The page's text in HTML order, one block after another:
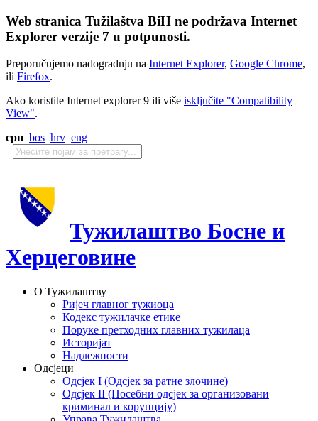
Web stranica Tužilaštva BiH ne podržava Internet
Explorer verzije 7 u potpunosti.
Preporučujemo nadogradnju na Internet Explorer, Google Chrome,
ili Firefox.
Ako koristite Internet explorer 9 ili više isključite "Compatibility
View".
срп bos hrv eng
Тужилаштво Босне и
Херцеговине
О Тужилаштву
Ријеч главног тужиоца
Кодекс тужилачке етике
Поруке претходних главних тужилаца
Историјат
Надлежности
Одсјеци
Одсјек I (Одсјек за ратне злочине)
Одсјек II (Посебни одсјек за организовани
криминал и корупцију)